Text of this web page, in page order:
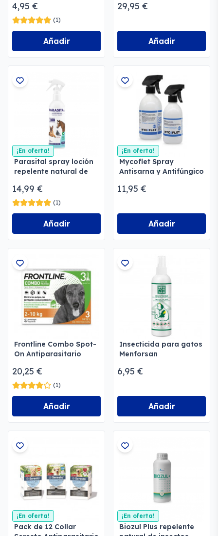
4,95 €
(1)
Añadir
29,95 €
Añadir
¡En oferta!
Parasital spray loción
repelente natural de
14,99 €
(1)
Añadir
¡En oferta!
Mycoflet Spray
Antisarna y Antifúngico
11,95 €
Añadir
Frontline Combo Spot-
On Antiparasitario
20,25 €
(1)
Añadir
Insecticida para gatos
Menforsan
6,95 €
Añadir
¡En oferta!
Pack de 12 Collar
¡En oferta!
Biozul Plus repelente